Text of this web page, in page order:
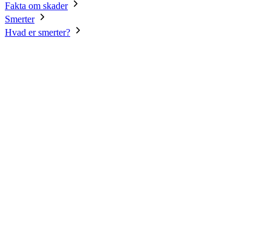
Fakta om skader
Smerter
Hvad er smerter?